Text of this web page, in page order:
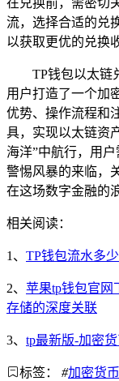
在兑换前，需密切
流，选择合适的兑
以获取更优的兑换
TP钱包以太链
用户打造了一个加
优势、操作流程和
具，实现以太链资
海洋”中航行，用
警惕风暴的来临，
在这场数字金融的
相关阅读：
1、 TP钱包流水多
2、 苹果tp钱包官网
存储的深度关联
3、 tp最新版-加密
标签： #加密货